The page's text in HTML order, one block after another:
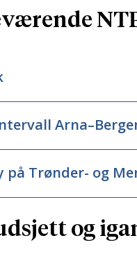
kjøretøy og kjøp
lager
Trønder- og
og